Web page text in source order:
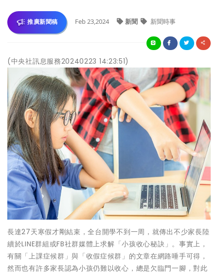
推廣新聞稿 Feb 23,2024 新聞 新聞時事
(中央社訊息服務20240223 14:23:51)
長達27天寒假才剛結束，全台開學不到一周，就傳出不少家長陸
續於LINE群組或FB社群媒體上求解「小孩收心秘訣」。事實上，
有關「上課症候群」與「收假症候群」的文章在網路唾手可得，
然而也有許多家長認為小孩仍難以收心，總是欠臨門一腳，對此